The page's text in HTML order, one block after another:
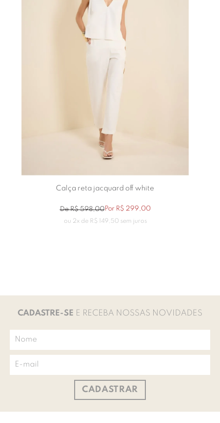
Calça reta jacquard off white
DeR$ 598,00Por R$ 299,00
ou 2x de R$ 149 50sem juros
CADASTRE-SE E RECEBA NOSSAS NOVIDADES
CADASTRAR